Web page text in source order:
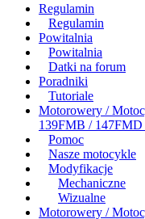
Regulamin
Regulamin
Powitalnia
Powitalnia
Datki na forum
Poradniki
Tutoriale
Motorowery /
139FMB /
Pomoc
Nasze motocykle
Modyfikacje
Mechaniczne
Wizualne
Motorowery /